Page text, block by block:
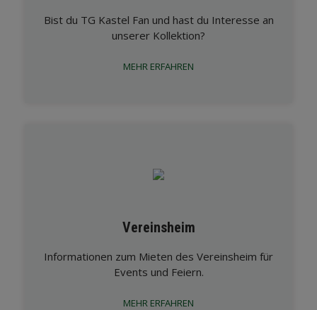
Bist du TG Kastel Fan und hast du Interesse an
unserer Kollektion?
MEHR ERFAHREN
Vereinsheim
Informationen zum Mieten des Vereinsheim für
Events und Feiern.
MEHR ERFAHREN